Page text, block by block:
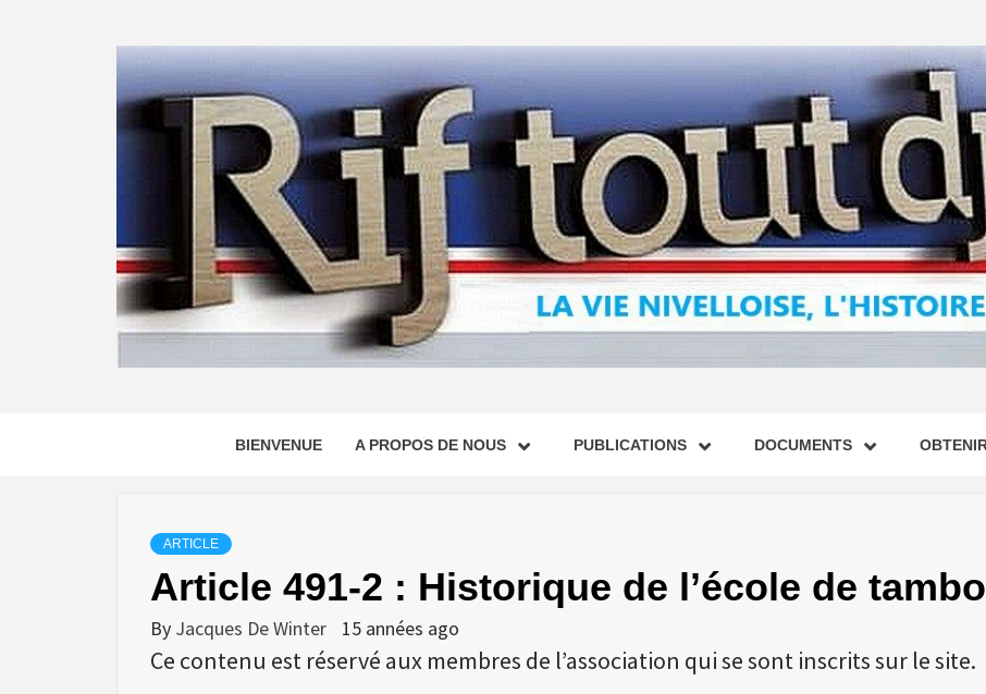
BIENVENUE A PROPOS DE NOUS PUBLICATIONS DOCUMENTS
ARTICLE
Article 491-2 : Historique de l’école de
By Jacques De Winter 15 années ago
Ce contenu est réservé aux membres de l’association qui se sont inscrits sur le site.